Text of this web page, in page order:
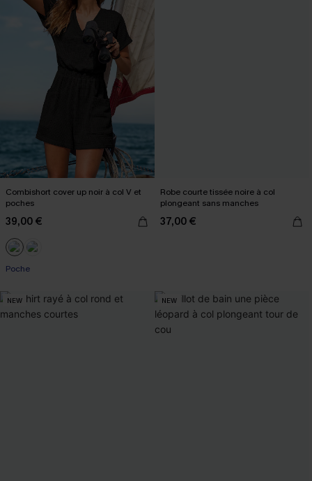
Combishort cover up noir à col V et
poches
39,00 €
Poche
Robe courte tissée noire à col
plongeant sans manches
37,00 €
NEW NEW